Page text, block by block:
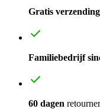
Gratis verzending
Familiebedrijf
60 dagen